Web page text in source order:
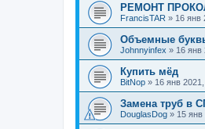
РЕМОНТ
FrancisTAR » 16 янв
Объемные
Johnnyinfex » 16 янв
Купить мёд
BitNop » 16 янв
Замена труб в
DouglasDog » 15 янв